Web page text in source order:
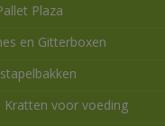
Plaza
en Gitterboxen
Kratten voor voeding